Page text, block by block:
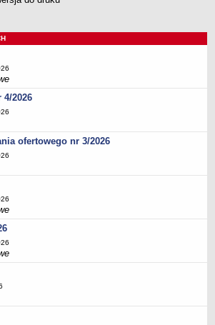
archiwa
4/2026
ofertowego nr 3/2026